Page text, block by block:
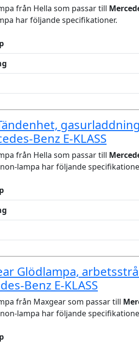
från Hella som passar till
har följande specifikationer.
Benz E-KLASS
från Hella som passar till
lampa har följande
Glödlampa,
Benz E-KLASS
från Maxgear som passar till
lampa har följande